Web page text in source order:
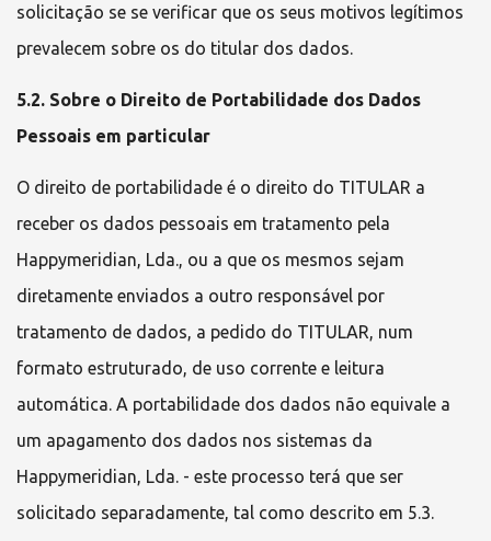
solicitação se se verificar que os seus motivos legítimos
prevalecem sobre os do titular dos dados.
5.2. Sobre o Direito de Portabilidade dos Dados
Pessoais em particular
O direito de portabilidade é o direito do TITULAR a
receber os dados pessoais em tratamento pela
Happymeridian, Lda., ou a que os mesmos sejam
diretamente enviados a outro responsável por
tratamento de dados, a pedido do TITULAR, num
formato estruturado, de uso corrente e leitura
automática. A portabilidade dos dados não equivale a
um apagamento dos dados nos sistemas da
Happymeridian, Lda. - este processo terá que ser
solicitado separadamente, tal como descrito em 5.3.